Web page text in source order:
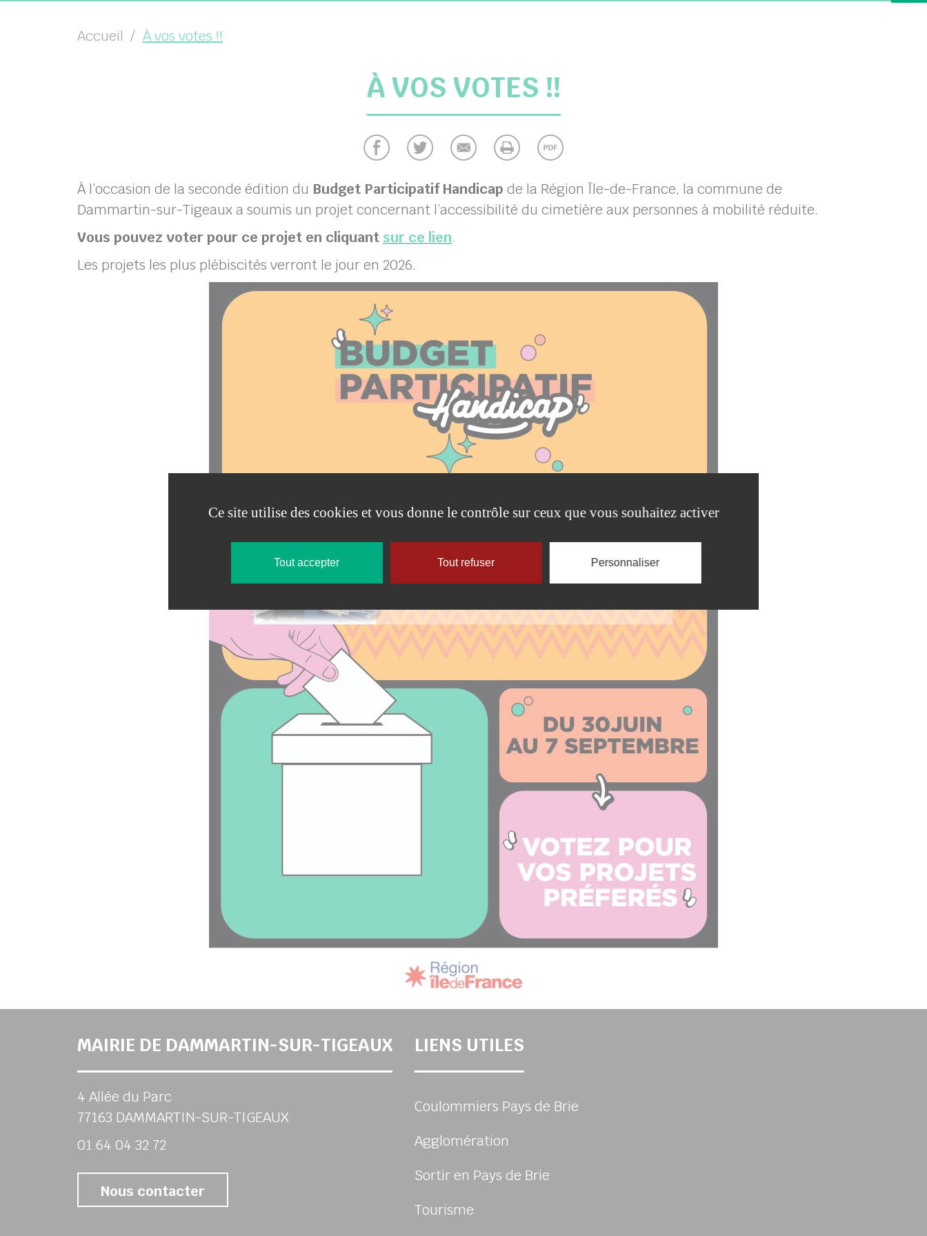
Accueil À vos votes !!
À VOS VOTES !!
À l’occasion de la seconde édition du Budget Participatif Handicap de la Région Île-de-France, la commune de
Dammartin-sur-Tigeaux a soumis un projet concernant l’accessibilité du cimetière aux personnes à mobilité réduite.
Vous pouvez voter pour ce projet en cliquant sur ce lien.
Les projets les plus plébiscités verront le jour en 2026.
MAIRIE DE DAMMARTIN-SUR-TIGEAUX
4 Allée du Parc
77163 DAMMARTIN-SUR-TIGEAUX
01 64 04 32 72
Nous contacter
LIENS UTILES
Coulommiers Pays de Brie
Agglomération
Sortir en Pays de Brie
Tourisme
Ce site utilise des cookies et vous donne le contrôle sur ceux que vous souhaitez activer
Tout accepter Tout refuser Personnaliser